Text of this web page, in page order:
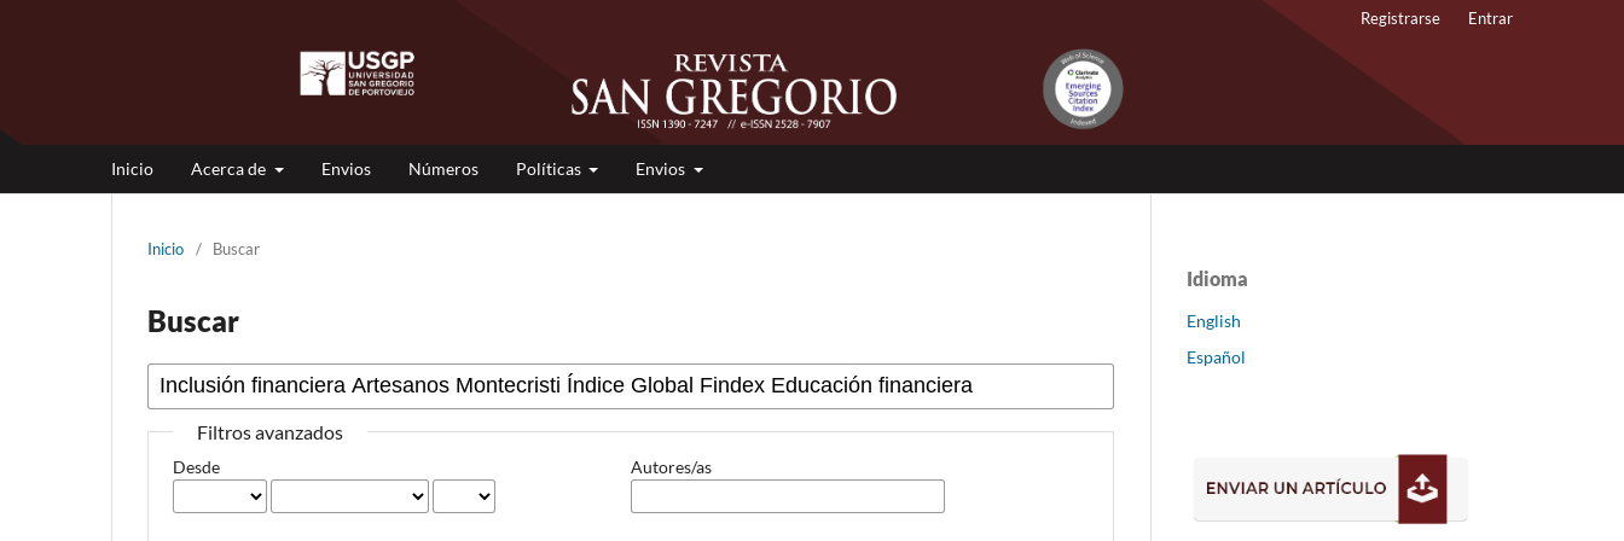
Inicio Acerca de Envios Números Políticas Envios
Registrarse Entrar
Inicio / Buscar
Buscar
Filtros avanzados
Desde Autores/as
Idioma
English
Español